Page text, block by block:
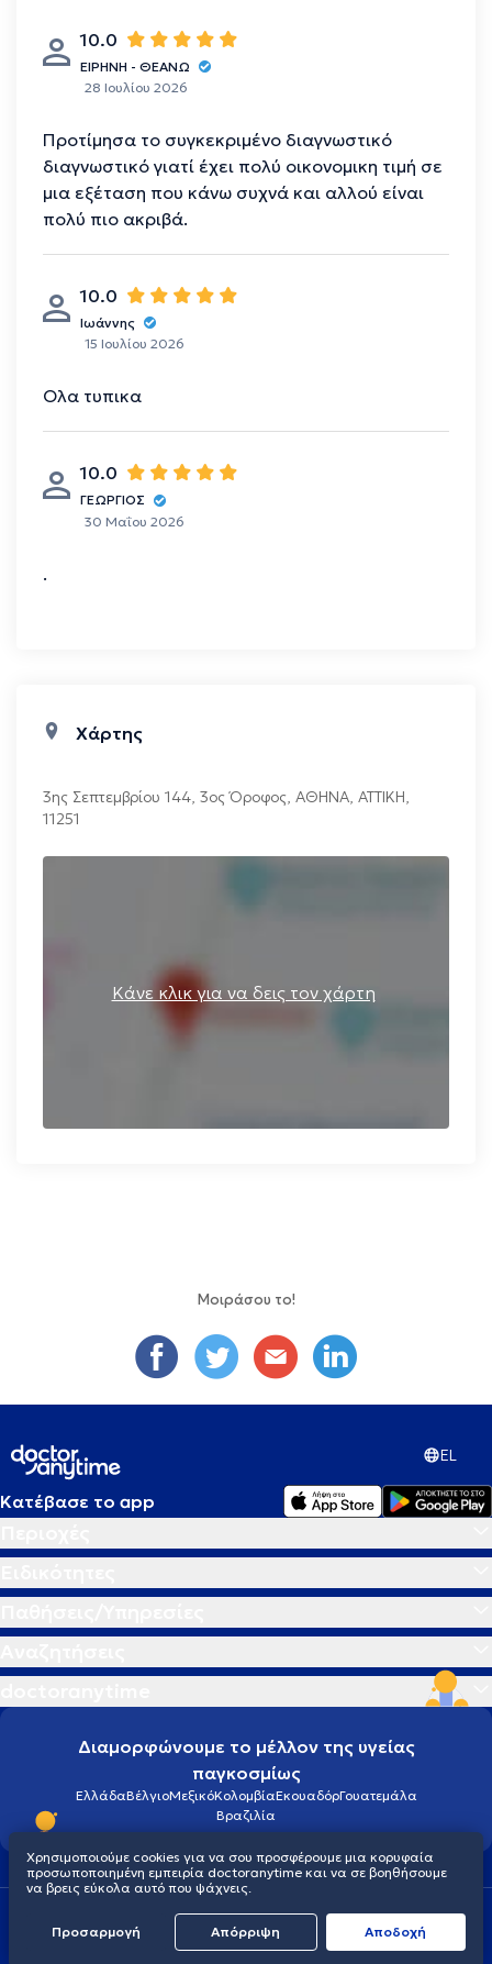
10.0
ΕΙΡΗΝΗ - ΘΕΑΝΩ
28 Ιουλίου 2026
Προτίμησα το συγκεκριμένο διαγνωστικό
διαγνωστικό γιατί έχει πολύ οικονομικη τιμή σε
μια εξέταση που κάνω συχνά και αλλού είναι
πολύ πιο ακριβά.
10.0
Ιωάννης
15 Ιουλίου 2026
Ολα τυπικα
10.0
ΓΕΩΡΓΙΟΣ
30 Μαΐου 2026
.
Χάρτης
3ης Σεπτεμβρίου 144, 3ος Όροφος ΑΘΗΝΑ ΑΤΤΙΚΗ
11251
Κάνε κλικ για να δεις τον χάρτη
Μοιράσου το!
EL
Κατέβασε το app
Διαμορφώνουμε το μέλλον της υγείας
παγκοσμίως
ΕλλάδαΒέλγιοΜεξικόΚολομβίαΕκουαδόρΓουατεμάλα
Βραζιλία
Πολιτική προστασίας προσωπικού απορρήτου
© 2026 doctoranytime
Χρησιμοποιούμε cookies για να σου προσφέρουμε μια κορυφαία
προσωποποιημένη εμπειρία doctoranytime και να σε βοηθήσουμε
να βρεις εύκολα αυτό που ψάχνεις.
Προσαρμογή Απόρριψη Aποδοχή